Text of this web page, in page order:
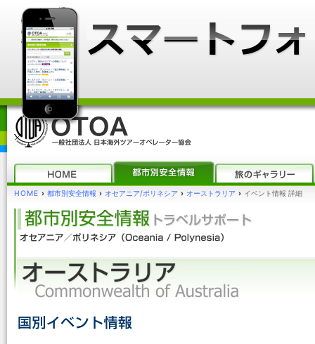
HOME › 都市別安全情報 › オセアニア/ポリネシア › オーストラリア › イベント情報 詳細